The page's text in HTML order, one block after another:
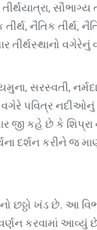
સૌભાગ્ય
તીર્થ, નૈતિક તીર્થ,
તીર્થસ્થાનો વગેરેનું
સરસ્વતી, નર્મદા,
વગેરે પવિત્ર
કહે છે કે શિપ્રા
દર્શન કરીને જ
છઠ્ઠો ખંડ છે. આ
કરવામાં આવ્યું